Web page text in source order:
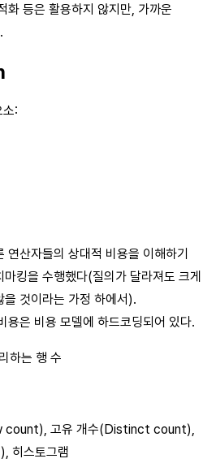
화 등은 활용하지 않지만, 가까운
소:
연산자들의 상대적 비용을 이해하기
마킹을 수행했다(질의가 달라져도 크게
을 것이라는 가정 하에서).
용은 비용 모델에 하드코딩되어 있다.
하는 행 수
count), 고유 개수(Distinct count),
히스토그램